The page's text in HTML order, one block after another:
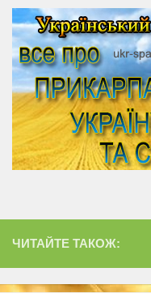
ЧИТАЙТЕ ТАКОЖ: